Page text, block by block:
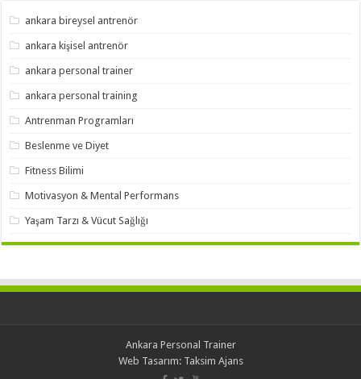
ankara bireysel antrenör
ankara kişisel antrenör
ankara personal trainer
ankara personal training
Antrenman Programları
Beslenme ve Diyet
Fitness Bilimi
Motivasyon & Mental Performans
Yaşam Tarzı & Vücut Sağlığı
Ankara Personal Trainer
Web Tasarım: Taksim Ajans